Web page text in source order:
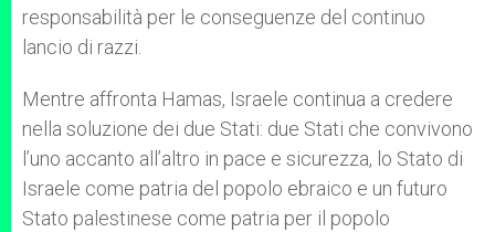
responsabilità per le conseguenze del continuo
lancio di razzi.
Mentre affronta Hamas, Israele continua a credere
nella soluzione dei due Stati: due Stati che convivono
l’uno accanto all’altro in pace e sicurezza, lo Stato di
Israele come patria del popolo ebraico e un futuro
Stato palestinese come patria per il popolo